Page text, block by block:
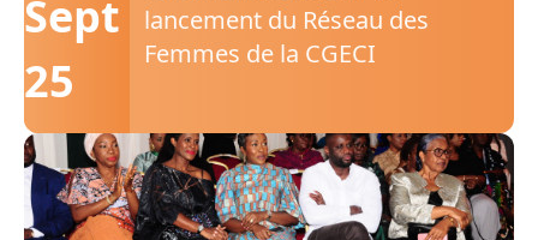
Sept
25
lancement du Réseau des
Femmes de la CGECI